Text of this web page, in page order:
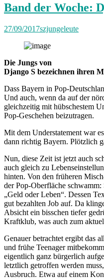
Band der Woche:
27/09/2017szjungeleute
Die Jungs von
Django S bezeichnen ihren
Dass Bayern in Pop-
Und auch, wenn da auf der
gleichzeitig mit hübschestem
Pop-Geschehen beizutragen.
Mit dem Understatement war
dann richtig Bayern. Plötzlich
Nun, diese Zeit ist jetzt auch
auch gleich zu
hinten. Von den früheren
der Pop-Oberfläche
„Geld oder Leben“. Dessen
gut bezahlten Job auf. Da
Absicht ein bisschen tiefer
Kraftklub, was auch zum
Genauer betrachtet ergibt das
und frühe Teenager
eigentlich ganz bürgerlich
letztlich getroffen werden
Ausbruch. Etwa auf einem